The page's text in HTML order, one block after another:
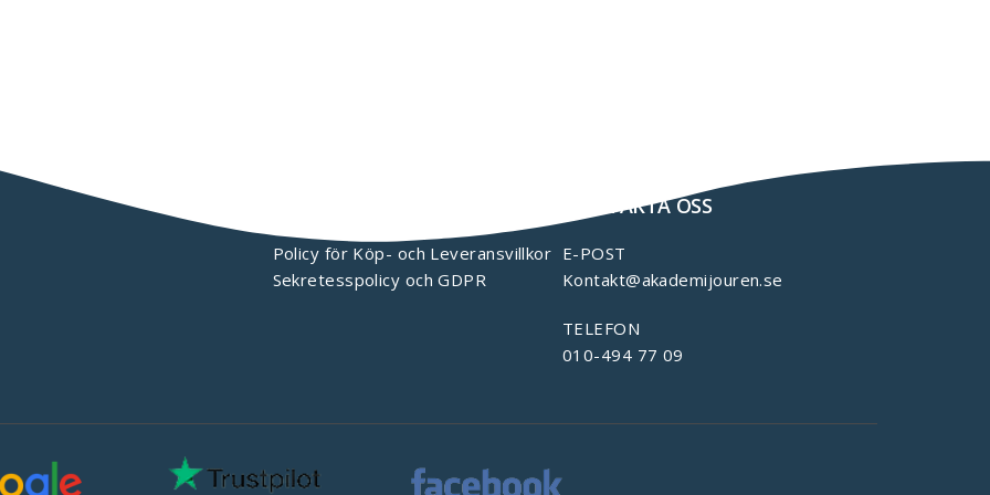
Policy för Köp- och Leveransvillkor
Sekretesspolicy och GDPR
KONTAKTA OSS
E-POST
Kontakt@akademijouren.se
TELEFON
010-494 77 09